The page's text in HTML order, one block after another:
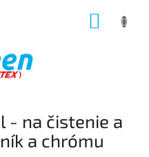
- na čistenie a
a chrómu